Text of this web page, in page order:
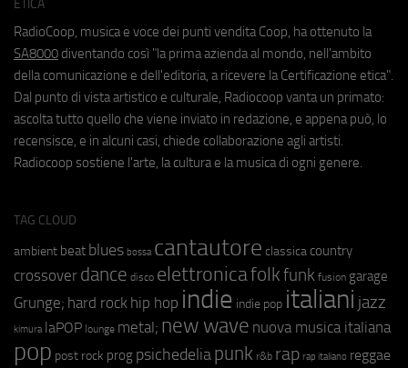
ETICA
RadioCoop, musica e voce dei punti vendita Coop, ha ottenuto la
SA8000 diventando così "la prima azienda al mondo, nell'ambito
della comunicazione e dell'editoria, a ricevere la Certificazione etica".
Dal punto di vista artistico e culturale, Radiocoop vanta un primato:
ascolta tutto quello che viene inviato in redazione, e appena può, lo
recensisce, e in alcuni casi, chiede collaborazione agli artisti.
Radiocoop sostiene l'arte, la cultura e la musica di ogni genere.
TAG CLOUD
ambient beat blues bossa cantautore classica country
crossover dance disco elettronicafolkfunk fusion garage
Grunge; hard rock hip hop indie indie pop italiani jazz
kimura laPOP lounge metal; new wave nuova musica italiana
pop post rock prog psichedeliapunk r&b rap rap italiano reggae